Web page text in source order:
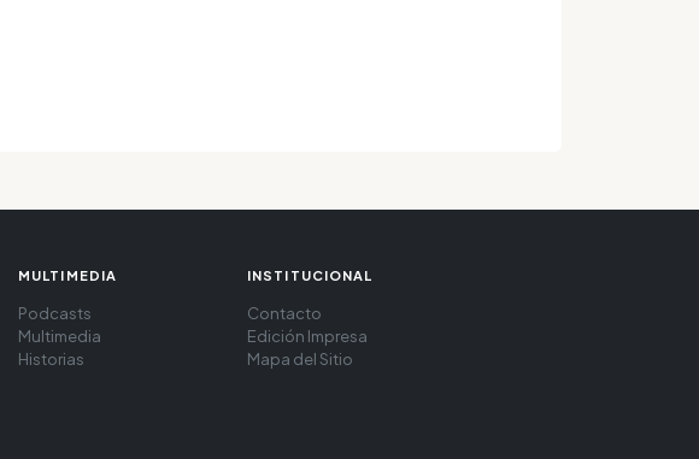
MULTIMEDIA
Podcasts
Multimedia
Historias
INSTITUCIONAL
Contacto
Edición Impresa
Mapa del Sitio